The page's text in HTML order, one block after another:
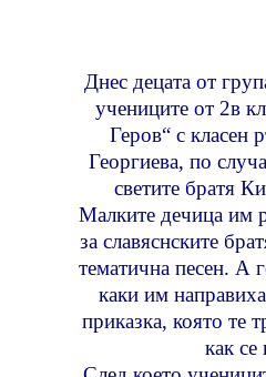
Днес децата от
учениците от 2в
Геров“ с класен
Георгиева, по
светите братя
Малките дечица им
за славяснските
тематична песен. А
каки им
приказка, която те
как се